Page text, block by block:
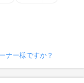
ナー様ですか？